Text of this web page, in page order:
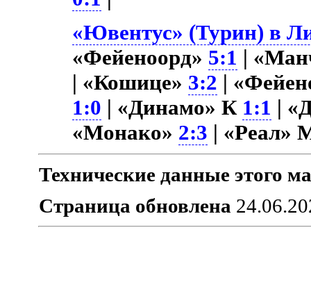
«Ювентус» (Турин) в
«Фейеноорд» 5:1 |
| «Кошице» 3:2 |
1:0 | «Динамо» К 1:1 |
«Монако» 2:3 | «Реал»
Технические данные этого
Страница обновлена